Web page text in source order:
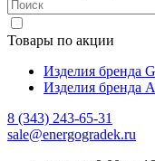
Товары по акции
Изделия бренда
Изделия бренда
8 (343) 243-65-31
sale@energogradek.ru